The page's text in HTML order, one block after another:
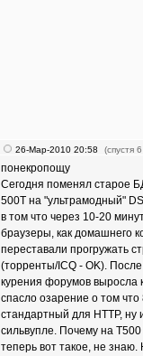
26-Мар-2010 20:58 (спустя
понекропощу
Сегодня поменял старое
500T на "ультрамодный"
в том что через 10-20
браузеры, как домашнего
переставали прогружать
(торренты/ICQ - OK). После
курения форумов выросла
спасло озарение о том
стандартный для HTTP, ну
сильвупле. Почему на
теперь вот такое, не